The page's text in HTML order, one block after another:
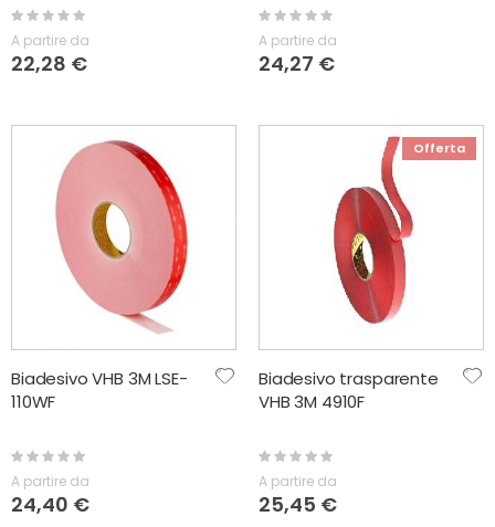
Rating:
A partire da
22,28 €
Rating:
A partire da
24,27 €
Biadesivo VHB 3M LSE-
110WF
Rating:
0%
A partire da
24,40 €
Offerta
Biadesivo trasparente
VHB 3M 4910F
Rating:
0%
A partire da
25,45 €